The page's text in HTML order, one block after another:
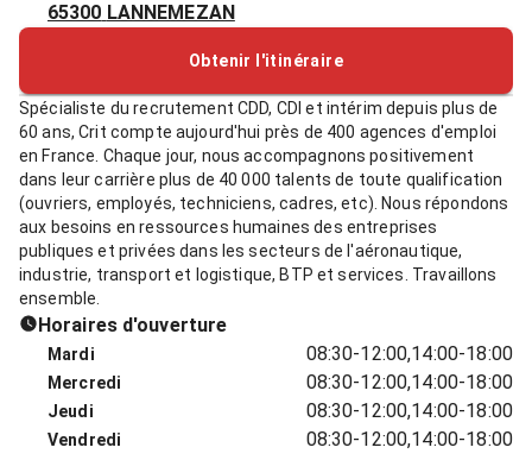
65300 LANNEMEZAN
Obtenir l'itinéraire
Spécialiste du recrutement CDD, CDI et intérim depuis plus de
60 ans, Crit compte aujourd'hui près de 400 agences d'emploi
en France. Chaque jour, nous accompagnons positivement
dans leur carrière plus de 40 000 talents de toute qualification
(ouvriers, employés, techniciens, cadres, etc). Nous répondons
aux besoins en ressources humaines des entreprises
publiques et privées dans les secteurs de l'aéronautique,
industrie, transport et logistique, BTP et services. Travaillons
ensemble.
Horaires d'ouverture
Mardi 08:30-12:00,14:00-18:00
Mercredi 08:30-12:00,14:00-18:00
Jeudi 08:30-12:00,14:00-18:00
Vendredi 08:30-12:00,14:00-18:00